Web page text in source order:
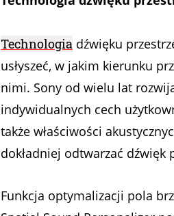
Technologia dźwięku
usłyszeć, w jakim kierunku
nimi. Sony od wielu lat
indywidualnych cech
także właściwości
dokładniej odtwarzać dźwięk
Funkcja optymalizacji pola